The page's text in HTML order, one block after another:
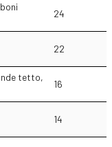
24
22
tetto,
16
14